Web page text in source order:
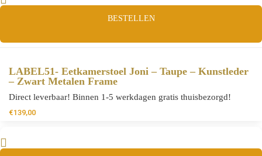
BESTELLEN
LABEL51- Eetkamerstoel Joni – Taupe – Kunstleder
– Zwart Metalen Frame
Direct leverbaar! Binnen 1-5 werkdagen gratis thuisbezorgd!
€139,00